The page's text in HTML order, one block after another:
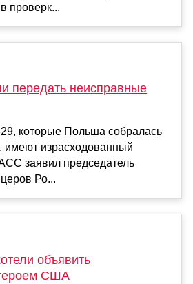
проверк...
передать неисправные
которые Польша собралась
имеют израсходованный
заявил председатель
Ро...
объявить
США